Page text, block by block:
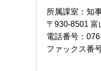
所属課室：知
〒930-8501
電話番号：
ファックス番